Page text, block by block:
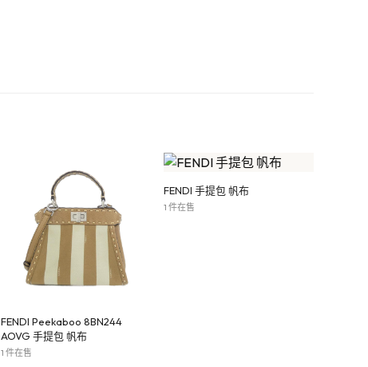
FENDI Peekaboo 8BN244
AOVG 手提包 帆布
1 件在售
FENDI 手提包 帆布
1 件在售